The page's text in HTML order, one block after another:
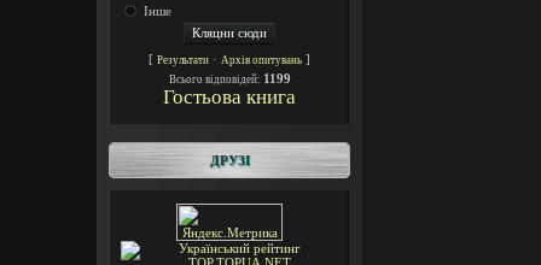
Інше
[ Результати · Архів опитувань ]
Всього відповідей: 1199
Гостьова книга
ДРУЗІ